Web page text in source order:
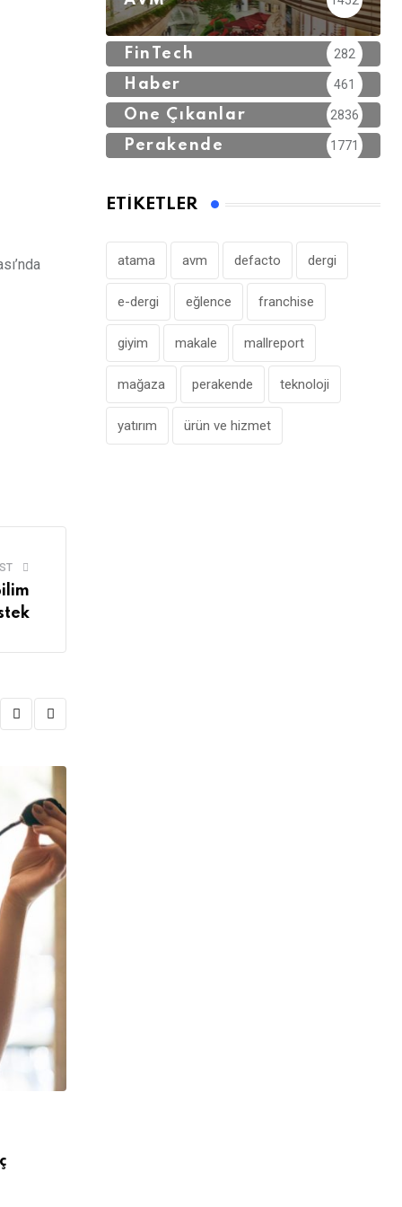
FinTech 282
Haber 461
Öne Çıkanlar 2836
Perakende 1771
ETIKETLER
atama avm defacto dergi
e-dergi eğlence franchise
giyim makale mallreport
mağaza perakende teknoloji
yatırım ürün ve hizmet